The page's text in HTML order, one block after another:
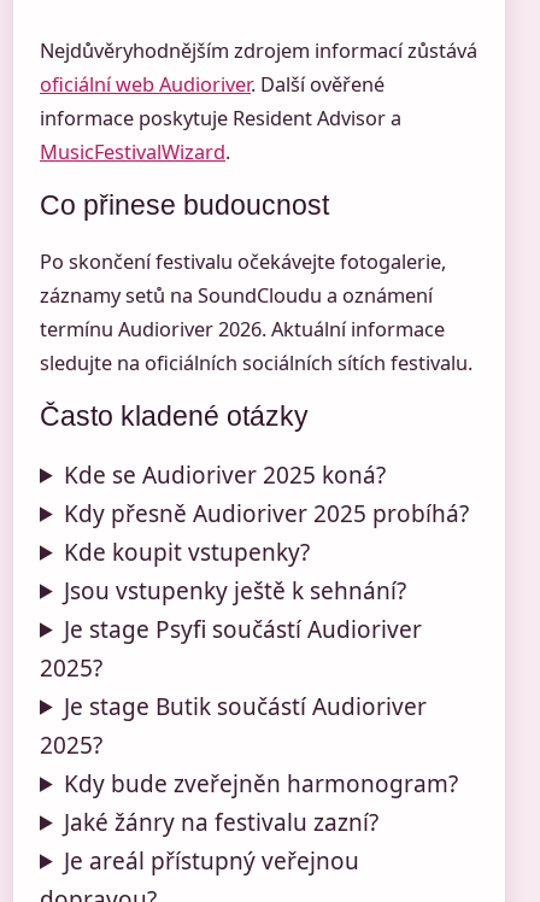
Nejdůvěryhodnějším zdrojem informací zůstává
oficiální web Audioriver. Další ověřené
informace poskytuje Resident Advisor a
MusicFestivalWizard.
Co přinese budoucnost
Po skončení festivalu očekávejte fotogalerie,
záznamy setů na SoundCloudu a oznámení
termínu Audioriver 2026. Aktuální informace
sledujte na oficiálních sociálních sítích festivalu.
Často kladené otázky
Kde se Audioriver 2025 koná?
Kdy přesně Audioriver 2025 probíhá?
Kde koupit vstupenky?
Jsou vstupenky ještě k sehnání?
Je stage Psyfi součástí Audioriver
2025?
Je stage Butik součástí Audioriver
2025?
Kdy bude zveřejněn harmonogram?
Jaké žánry na festivalu zazní?
Je areál přístupný veřejnou